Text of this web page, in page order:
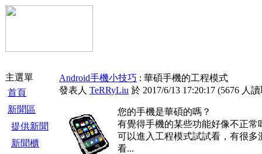
主選單
首頁
新聞區
提供新聞
新聞櫃
Android手機小技巧 : 華碩手機的工程模式
發表人 TeRRyLiu 於 2017/6/13 17:20:17 (5676 人
您的手機是華碩的嗎？
有覺得手機的某些功能好像不正常
可以進入工程模式試試看，有很多
看...